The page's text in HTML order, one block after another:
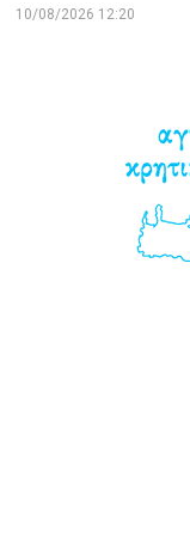
10/08/2026 12:20